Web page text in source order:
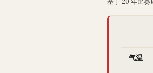
基于 20 年比
气温